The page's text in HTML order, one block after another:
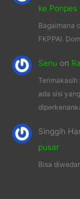
ke Ponpes
Bagaimana
FKPPAI.
Senu on
Terimakasih
ada sisi
Singgih
pusar
Bisa